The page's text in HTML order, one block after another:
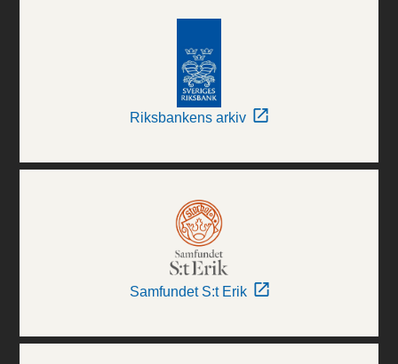
Riksbankens arkiv
Samfundet S:t Erik